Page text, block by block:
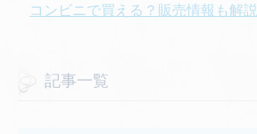
コンビニで買える？販売情報も解説
記事一覧